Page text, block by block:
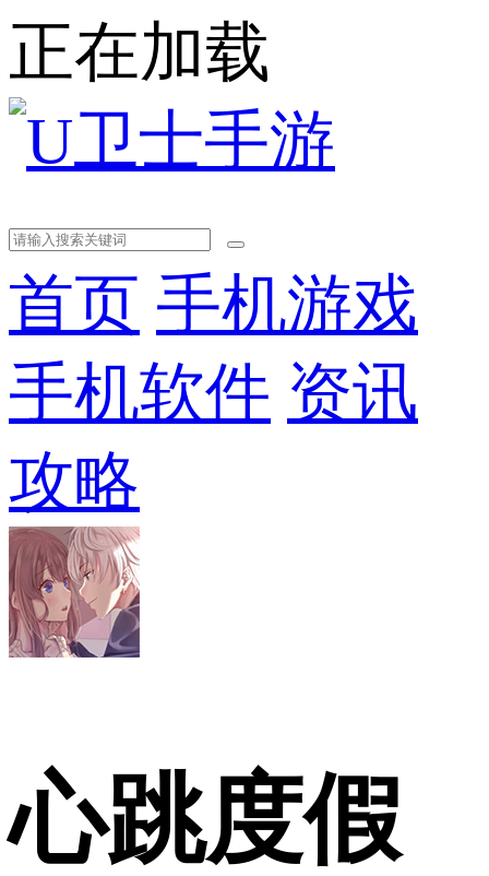
正在加载
首页 手机游戏
手机软件 资讯
攻略
心跳度假